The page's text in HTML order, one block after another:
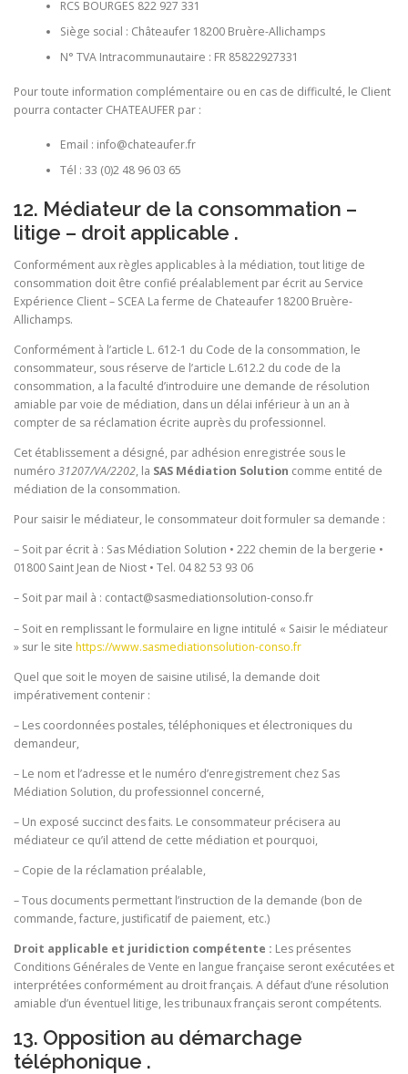
RCS BOURGES 822 927 331
Siège social : Châteaufer 18200 Bruère-Allichamps
N° TVA Intracommunautaire : FR 85822927331
Pour toute information complémentaire ou en cas de difficulté, le Client
pourra contacter CHATEAUFER par :
Email : info@chateaufer.fr
Tél : 33 (0)2 48 96 03 65
12. Médiateur de la consommation –
litige – droit applicable .
Conformément aux règles applicables à la médiation, tout litige de
consommation doit être confié préalablement par écrit au Service
Expérience Client – SCEA La ferme de Chateaufer 18200 Bruère-
Allichamps.
Conformément à l’article L. 612-1 du Code de la consommation, le
consommateur, sous réserve de l’article L.612.2 du code de la
consommation, a la faculté d’introduire une demande de résolution
amiable par voie de médiation, dans un délai inférieur à un an à
compter de sa réclamation écrite auprès du professionnel.
Cet établissement a désigné, par adhésion enregistrée sous le
numéro 31207/VA/2202, la SAS Médiation Solution comme entité de
médiation de la consommation.
Pour saisir le médiateur, le consommateur doit formuler sa demande :
– Soit par écrit à : Sas Médiation Solution • 222 chemin de la bergerie •
01800 Saint Jean de Niost • Tel. 04 82 53 93 06
– Soit par mail à : contact@sasmediationsolution-conso.fr
– Soit en remplissant le formulaire en ligne intitulé « Saisir le médiateur
» sur le site https://www.sasmediationsolution-conso.fr
Quel que soit le moyen de saisine utilisé, la demande doit
impérativement contenir :
– Les coordonnées postales, téléphoniques et électroniques du
demandeur,
– Le nom et l’adresse et le numéro d’enregistrement chez Sas
Médiation Solution, du professionnel concerné,
– Un exposé succinct des faits. Le consommateur précisera au
médiateur ce qu’il attend de cette médiation et pourquoi,
– Copie de la réclamation préalable,
– Tous documents permettant l’instruction de la demande (bon de
commande, facture, justificatif de paiement, etc.)
Droit applicable et juridiction compétente : Les présentes
Conditions Générales de Vente en langue française seront exécutées et
interprétées conformément au droit français. A défaut d’une résolution
amiable d’un éventuel litige, les tribunaux français seront compétents.
13. Opposition au démarchage
téléphonique .